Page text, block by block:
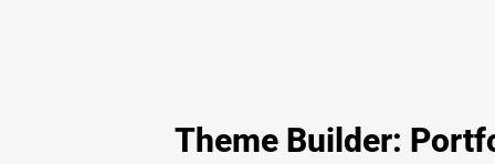
Theme Builder: